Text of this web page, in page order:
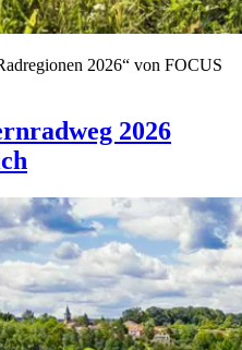
2026“ von FOCUS
2026